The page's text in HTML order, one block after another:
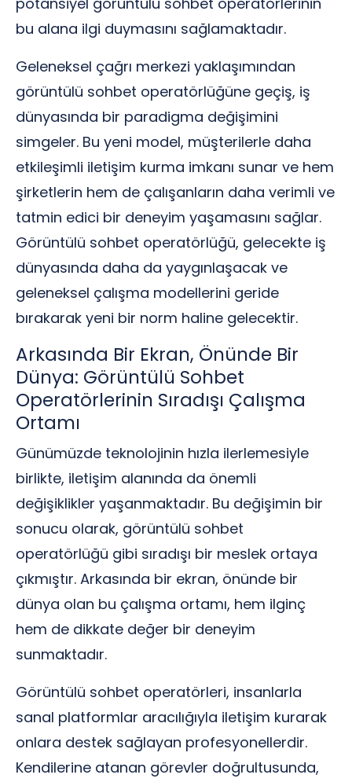
bu alana ilgi duymasını sağlamaktadır.
Geleneksel çağrı merkezi yaklaşımından
görüntülü sohbet operatörlüğüne geçiş, iş
dünyasında bir paradigma değişimini
simgeler. Bu yeni model, müşterilerle daha
etkileşimli iletişim kurma imkanı sunar ve hem
şirketlerin hem de çalışanların daha verimli ve
tatmin edici bir deneyim yaşamasını sağlar.
Görüntülü sohbet operatörlüğü, gelecekte iş
dünyasında daha da yaygınlaşacak ve
geleneksel çalışma modellerini geride
bırakarak yeni bir norm haline gelecektir.
Arkasında Bir Ekran, Önünde Bir
Dünya: Görüntülü Sohbet
Operatörlerinin Sıradışı Çalışma
Ortamı
Günümüzde teknolojinin hızla ilerlemesiyle
birlikte, iletişim alanında da önemli
değişiklikler yaşanmaktadır. Bu değişimin bir
sonucu olarak, görüntülü sohbet
operatörlüğü gibi sıradışı bir meslek ortaya
çıkmıştır. Arkasında bir ekran, önünde bir
dünya olan bu çalışma ortamı, hem ilginç
hem de dikkate değer bir deneyim
sunmaktadır.
Görüntülü sohbet operatörleri, insanlarla
sanal platformlar aracılığıyla iletişim kurarak
onlara destek sağlayan profesyonellerdir.
Kendilerine atanan görevler doğrultusunda,